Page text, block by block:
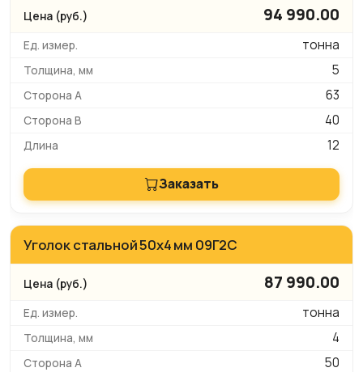
94 990.00
тонна
5
63
40
12
Заказать
Уголок стальной 50х4 мм 09Г2С
87 990.00
тонна
4
50